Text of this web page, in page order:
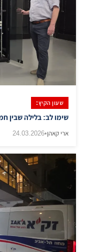
שעון הקיץ:
שימו לב: בלילה שבין
ארי קאהן•
24.03.2026